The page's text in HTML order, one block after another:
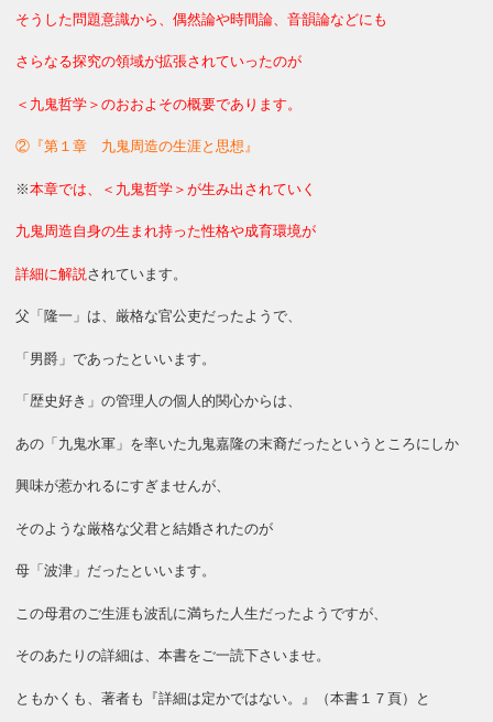
そうした問題意識から、偶然論や時間論、音韻論などにも
さらなる探究の領域が拡張されていったのが
＜九鬼哲学＞のおおよその概要であります。
②『第１章 九鬼周造の生涯と思想』
※本章では、＜九鬼哲学＞が生み出されていく
九鬼周造自身の生まれ持った性格や成育環境が
詳細に解説 されています。
父「隆一」は、厳格な官公吏だったようで、
「男爵」であったといいます。
「歴史好き」の管理人の個人的関心からは、
あの「九鬼水軍」を率いた九鬼嘉隆の末裔だったというところにしか
興味が惹かれるにすぎませんが、
そのような厳格な父君と結婚されたのが
母「波津」だったといいます。
この母君のご生涯も波乱に満ちた人生だったようですが、
そのあたりの詳細は、本書をご一読下さいませ。
ともかくも、著者も『詳細は定かではない。』（本書１７頁）と